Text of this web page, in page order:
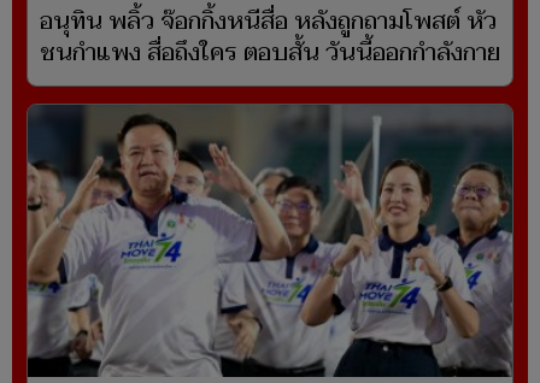
อนุทิน พลิ้ว จ๊อกกิ้งหนีสื่อ หลังถูกถามโพสต์ หัว
ชนกำแพง สื่อถึงใคร ตอบสั้น วันนี้ออกกำลังกาย